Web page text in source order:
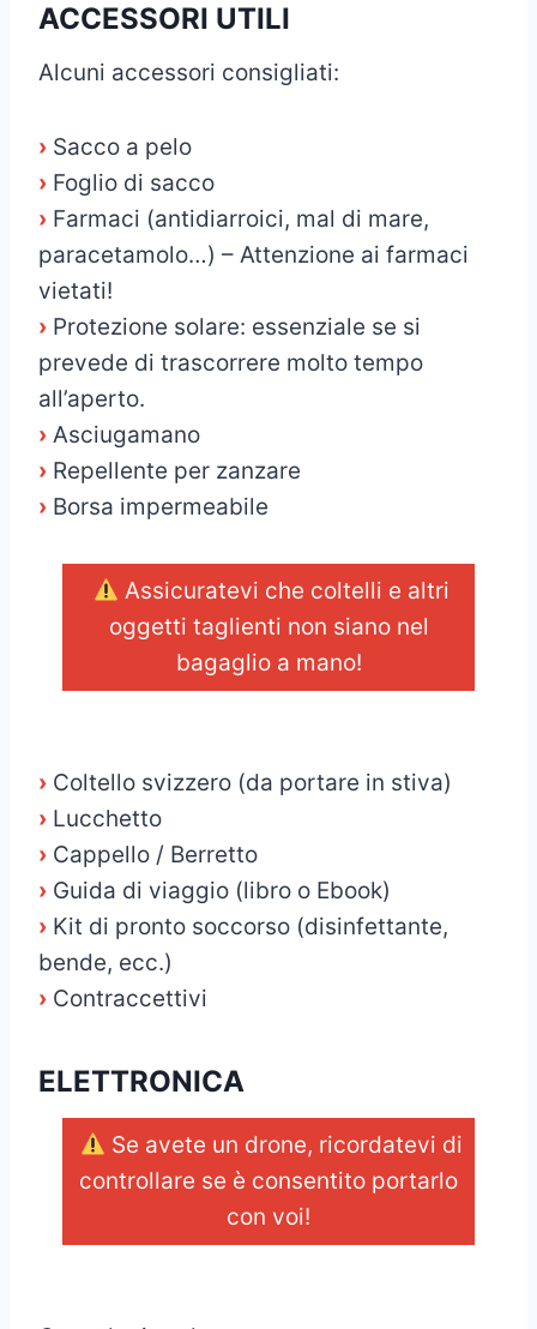
ACCESSORI UTILI
Alcuni accessori consigliati:
› Sacco a pelo
› Foglio di sacco
› Farmaci (antidiarroici, mal di mare,
paracetamolo…) – Attenzione ai farmaci
vietati!
› Protezione solare: essenziale se si
prevede di trascorrere molto tempo
all’aperto.
› Asciugamano
› Repellente per zanzare
› Borsa impermeabile
Assicuratevi che coltelli e altri
oggetti taglienti non siano nel
bagaglio a mano!
› Coltello svizzero (da portare in stiva)
› Lucchetto
› Cappello / Berretto
› Guida di viaggio (libro o Ebook)
› Kit di pronto soccorso (disinfettante,
bende, ecc.)
› Contraccettivi
ELETTRONICA
Se avete un drone, ricordatevi di
controllare se è consentito portarlo
con voi!